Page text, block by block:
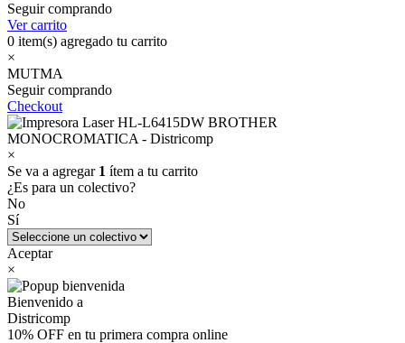
Seguir comprando
Ver carrito
0 item(s) agregado tu carrito
×
MUTMA
Seguir comprando
Checkout
×
Se va a agregar 1 ítem a tu carrito
¿Es para un colectivo?
No
Sí
Aceptar
×
Bienvenido a
Districomp
10% OFF en tu primera compra online